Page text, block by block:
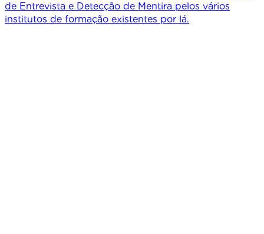
de Entrevista e Detecção de Mentira pelos vários
institutos de formação existentes por lá.